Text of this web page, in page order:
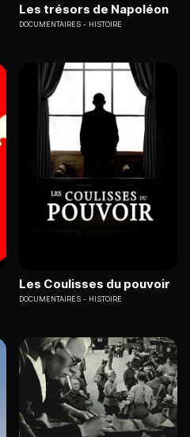
Les trésors de Napoléon
DOCUMENTAIRES HISTOIRE
Les Coulisses du pouvoir
DOCUMENTAIRES HISTOIRE